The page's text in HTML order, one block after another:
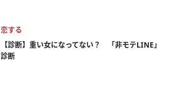
恋する
【診断】重い女になってない？ 「非モテLINE」
診断